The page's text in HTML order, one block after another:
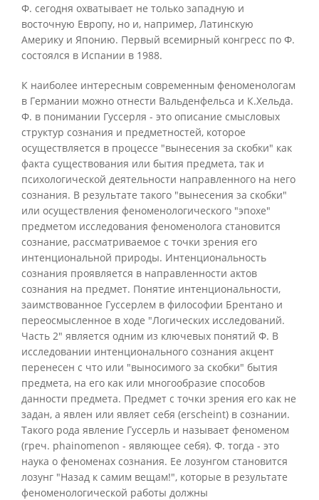
Ф. сегодня охватывает не только западную и
восточную Европу, но и, например, Латинскую
Америку и Японию. Первый всемирный конгресс по Ф.
состоялся в Испании в 1988.
К наиболее интересным современным феноменологам
в Германии можно отнести Вальденфельса и К.Хельда.
Ф. в понимании Гуссерля - это описание смысловых
структур сознания и предметностей, которое
осуществляется в процессе "вынесения за скобки" как
факта существования или бытия предмета, так и
психологической деятельности направленного на него
сознания. В результате такого "вынесения за скобки"
или осуществления феноменологического "эпохе"
предметом исследования феноменолога становится
сознание, рассматриваемое с точки зрения его
интенциональной природы. Интенциональность
сознания проявляется в направленности актов
сознания на предмет. Понятие интенциональности,
заимствованное Гуссерлем в философии Брентано и
переосмысленное в ходе "Логических исследований.
Часть 2" является одним из ключевых понятий Ф. В
исследовании интенционального сознания акцент
перенесен с что или "выносимого за скобки" бытия
предмета, на его как или многообразие способов
данности предмета. Предмет с точки зрения его как не
задан, а явлен или являет себя (erscheint) в сознании.
Такого рода явление Гуссерль и называет феноменом
(греч. phainomenon - являющее себя). Ф. тогда - это
наука о феноменах сознания. Ее лозунгом становится
лозунг "Назад к самим вещам!", которые в результате
феноменологической работы должны